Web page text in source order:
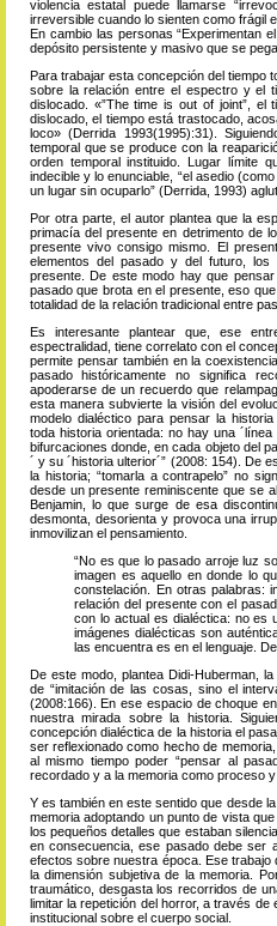
violencia estatal puede llamarse
irreversible cuando lo sienten como frágil
En cambio las personas “Experimentan
depósito persistente y masivo que se
Para trabajar esta concepción del tiempo
sobre la relación entre el espectro y el
dislocado. «”The time is out of joint”, el
dislocado, el tiempo está trastocado,
loco» (Derrida 1993(1995):31).
temporal que se produce con la
orden temporal instituido. Lugar límite
indecible y lo enunciable, “el asedio
un lugar sin ocuparlo” (Derrida, 1993)
Por otra parte, el autor plantea que la
primacía del presente en detrimento de
presente vivo consigo mismo. El
elementos del pasado y del futuro, los
presente. De este modo hay que
pasado que brota en el presente, eso
totalidad de la relación tradicional entre
Es interesante plantear que, ese
espectralidad, tiene correlato con el
permite pensar también en la
pasado históricamente no significa
apoderarse de un recuerdo que
esta manera subvierte la visión del
modelo dialéctico para pensar la
toda historia orientada: no hay una
bifurcaciones donde, en cada objeto del
´ y su ´historia ulterior´” (2008: 154). De
la historia; “tomarla a contrapelo” no
desde un presente reminiscente que se
Benjamin, lo que surge de esa
desmonta, desorienta y provoca una
inmovilizan el pensamiento.
“No es que lo pasado arroje luz
imagen es aquello en donde lo
constelación. En otras palabras:
relación del presente con el
con lo actual es dialéctica: no es
imágenes dialécticas son
las encuentra es en el lenguaje.
De este modo, plantea Didi-Huberman,
de “imitación de las cosas, sino el
(2008:166). En ese espacio de choque
nuestra mirada sobre la historia.
concepción dialéctica de la historia el
ser reflexionado como hecho de
al mismo tiempo poder “pensar al
recordado y a la memoria como proceso
Y es también en este sentido que desde
memoria adoptando un punto de vista
los pequeños detalles que estaban
en consecuencia, ese pasado debe ser
efectos sobre nuestra época. Ese
la dimensión subjetiva de la memoria.
traumático, desgasta los recorridos de
limitar la repetición del horror, a través
institucional sobre el cuerpo social.